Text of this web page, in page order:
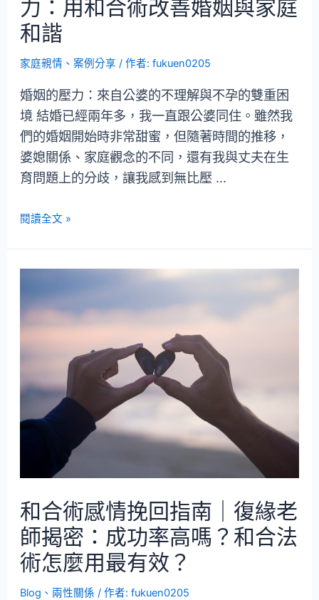
力：用和合術改善婚姻與家庭
和諧
家庭親情 、案例分享 / 作者:fukuen0205
婚姻的壓力：來自公婆的不理解與不孕的雙重困
境 結婚已經兩年多，我一直跟公婆同住。雖然我
們的婚姻開始時非常甜蜜，但隨著時間的推移，
婆媳關係、家庭觀念的不同，還有我與丈夫在生
育問題上的分歧，讓我感到無比壓 …
閱讀全文 »
和合術感情挽回指南｜復緣老
師揭密：成功率高嗎？和合法
術怎麼用最有效？
Blog 、 兩性關係 / 作者:fukuen0205